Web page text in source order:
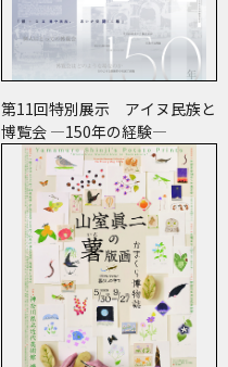
第11回特別展示 アイヌ民族と
博覧会 ―150年の経験―